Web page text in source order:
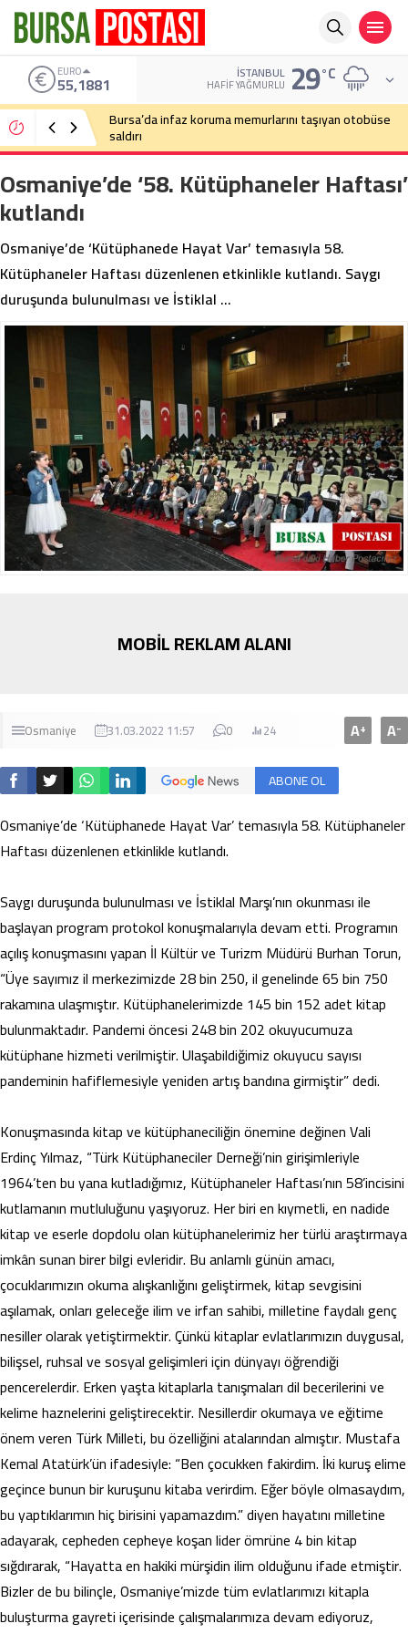
EURO
55,1881 İSTANBUL
HAFIF YAĞMURLU 29°C
Bursa’da infaz koruma memurlarını taşıyan otobüse
saldırı
Osmaniye’de ‘58. Kütüphaneler Haftası’
kutlandı
Osmaniye’de ‘Kütüphanede Hayat Var’ temasıyla 58.
Kütüphaneler Haftası düzenlenen etkinlikle kutlandı. Saygı
duruşunda bulunulması ve İstiklal …
MOBİL REKLAM ALANI
Osmaniye 31.03.2022 11:57 0 24 A+ A-
ABONE OL
Osmaniye’de ‘Kütüphanede Hayat Var’ temasıyla 58. Kütüphaneler
Haftası düzenlenen etkinlikle kutlandı.
Saygı duruşunda bulunulması ve İstiklal Marşı’nın okunması ile
başlayan program protokol konuşmalarıyla devam etti. Programın
açılış konuşmasını yapan İl Kültür ve Turizm Müdürü Burhan Torun,
“Üye sayımız il merkezimizde 28 bin 250, il genelinde 65 bin 750
rakamına ulaşmıştır. Kütüphanelerimizde 145 bin 152 adet kitap
bulunmaktadır. Pandemi öncesi 248 bin 202 okuyucumuza
kütüphane hizmeti verilmiştir. Ulaşabildiğimiz okuyucu sayısı
pandeminin hafiflemesiyle yeniden artış bandına girmiştir” dedi.
Konuşmasında kitap ve kütüphaneciliğin önemine değinen Vali
Erdinç Yılmaz, “Türk Kütüphaneciler Derneği’nin girişimleriyle
1964’ten bu yana kutladığımız, Kütüphaneler Haftası’nın 58’incisini
kutlamanın mutluluğunu yaşıyoruz. Her biri en kıymetli, en nadide
kitap ve eserle dopdolu olan kütüphanelerimiz her türlü araştırmaya
imkân sunan birer bilgi evleridir. Bu anlamlı günün amacı,
çocuklarımızın okuma alışkanlığını geliştirmek, kitap sevgisini
aşılamak, onları geleceğe ilim ve irfan sahibi, milletine faydalı genç
nesiller olarak yetiştirmektir. Çünkü kitaplar evlatlarımızın duygusal,
bilişsel, ruhsal ve sosyal gelişimleri için dünyayı öğrendiği
pencerelerdir. Erken yaşta kitaplarla tanışmaları dil becerilerini ve
kelime haznelerini geliştirecektir. Nesillerdir okumaya ve eğitime
önem veren Türk Milleti, bu özelliğini atalarından almıştır. Mustafa
Kemal Atatürk’ün ifadesiyle: “Ben çocukken fakirdim. İki kuruş elime
geçince bunun bir kuruşunu kitaba verirdim. Eğer böyle olmasaydım,
bu yaptıklarımın hiç birisini yapamazdım.” diyen hayatını milletine
adayarak, cepheden cepheye koşan lider ömrüne 4 bin kitap
sığdırarak, “Hayatta en hakiki mürşidin ilim olduğunu ifade etmiştir.
Bizler de bu bilinçle, Osmaniye’mizde tüm evlatlarımızı kitapla
buluşturma gayreti içerisinde çalışmalarımıza devam ediyoruz,